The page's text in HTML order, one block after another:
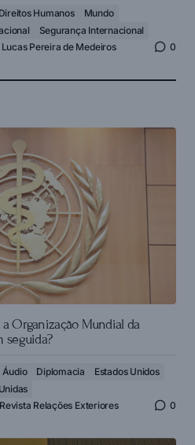
Direitos Humanos
Mundo
Segurança Internacional
Lucas Pereira de Medeiros 0
Organização Mundial da
seguida?
Diplomacia
Estados Unidos
Revista Relações Exteriores 0